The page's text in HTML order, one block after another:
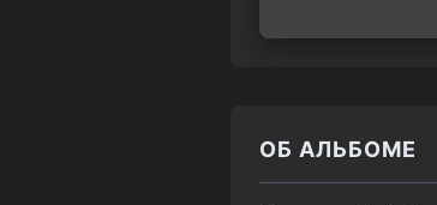
ОБ АЛЬБОМЕ